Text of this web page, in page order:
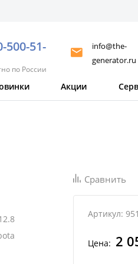
500-51-
по России
info@the-
generator.ru
Акции
Сравнить
Артикул:
Цена: 2